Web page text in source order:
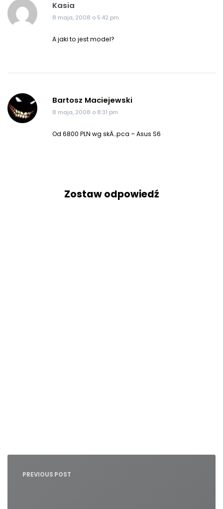
Kasia
8 maja, 2008 o 5:42 pm
A jaki to jest model?
Bartosz Maciejewski
8 maja, 2008 o 8:31 pm
Od 6800 PLN wg skÄ…pca – Asus S6
Zostaw odpowiedź
Nawigacja
PREVIOUS POST